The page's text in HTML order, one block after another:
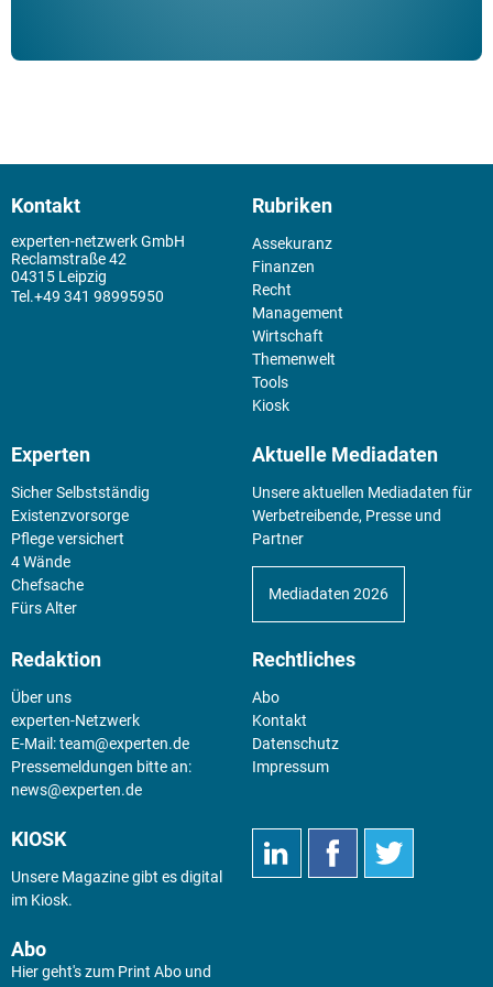
Kontakt
experten-netzwerk GmbH
Reclamstraße 42
04315 Leipzig
+49 341 98995950
Rubriken
Assekuranz
Finanzen
Recht
Management
Wirtschaft
Themenwelt
Tools
Kiosk
Experten
Sicher Selbstständig
Existenz­vorsorge
Pflege versichert
4 Wände
Chefsache
Fürs Alter
Aktuelle Mediadaten
Unsere aktuellen Mediadaten für
Werbetreibende, Presse und
Partner
Mediadaten 2026
Redaktion
Über uns
experten-Netzwerk
E-Mail:team@experten.de
Pressemeldungen bitte an:
news@experten.de
Rechtliches
Abo
Kontakt
Datenschutz
Impressum
KIOSK
Unsere Magazine gibt es digital
im Kiosk.
Abo
Hier geht's zum Print Abo und